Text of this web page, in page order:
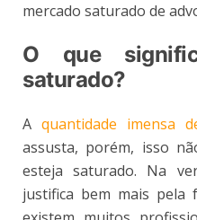
mercado saturado de
O que
saturado?
A quantidade imensa
assusta, porém, isso
esteja saturado. Na
justifica bem mais pela